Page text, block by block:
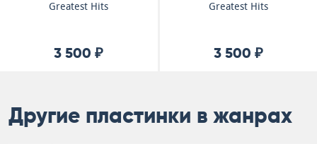
Greatest Hits
3 500 ₽
Greatest Hits
3 500 ₽
Другие пластинки в жанрах